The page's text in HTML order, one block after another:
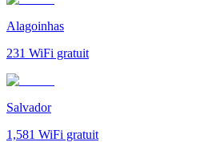
Alagoinhas
231 WiFi gratuit
Salvador
1,581 WiFi gratuit